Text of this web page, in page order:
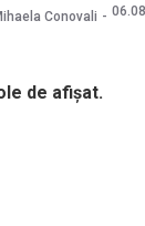
Conovali
de afișat.